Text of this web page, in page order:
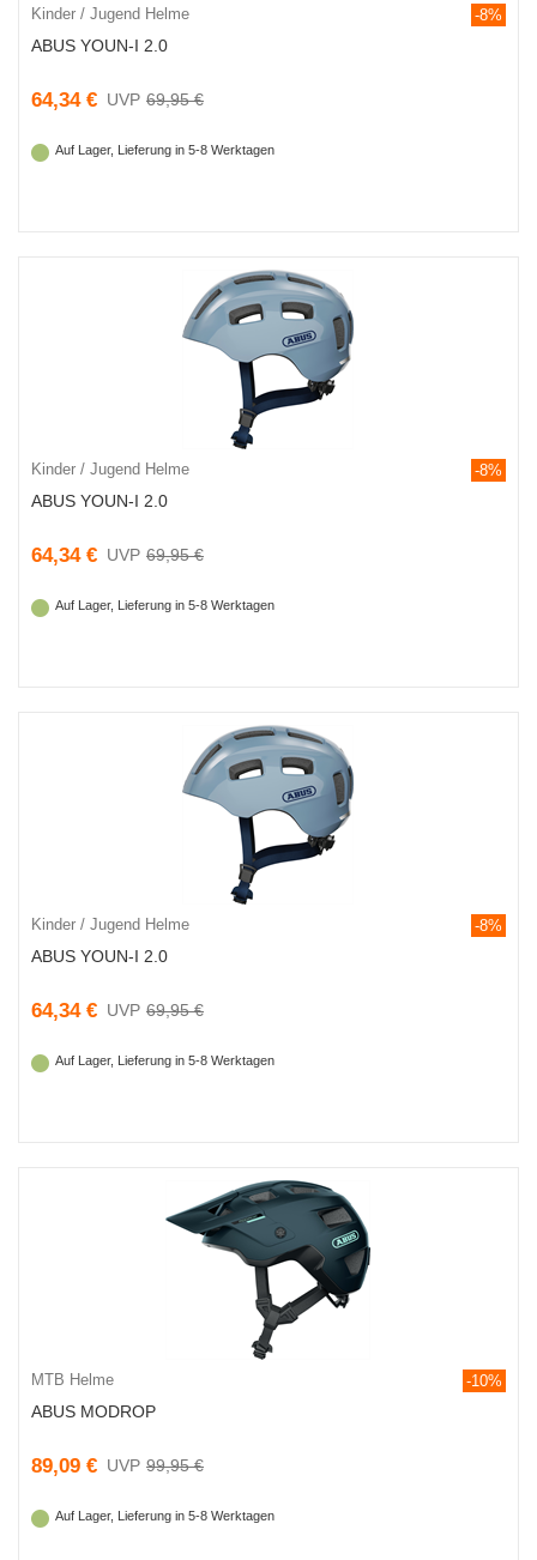
Kinder / Jugend Helme -8%
ABUS YOUN-I 2.0
64,34 € 69,95 €
Auf Lager, Lieferung in 5-8 Werktagen
Kinder / Jugend Helme -8%
ABUS YOUN-I 2.0
64,34 € 69,95 €
Auf Lager, Lieferung in 5-8 Werktagen
Kinder / Jugend Helme -8%
ABUS YOUN-I 2.0
64,34 € 69,95 €
Auf Lager, Lieferung in 5-8 Werktagen
MTB Helme -10%
ABUS MODROP
89,09 € 99,95 €
Auf Lager, Lieferung in 5-8 Werktagen